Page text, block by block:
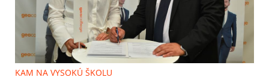
KAM NA VYSOKÚ ŠKOLU